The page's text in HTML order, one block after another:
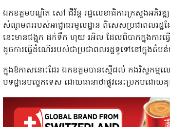
ឯកឧត្តមបណ្ឌិត សៅ ជីវ័ន្ត រដ្ឋលេខាធិការក្រសួងអភិវ
សំណូមពររបស់អាជ្ញាធរមូលដ្ឋាន ពិសេសប្រជាពលរដ្ឋដែ
នេះមានជង្ហុក ដក់ទឹក ហុយ រអិល ដែលពិបាកក្នុងកា
ដូចការធ្វើដំណើររបស់ជាប្រជាពលរដ្ឋទូទៅនៅក្នុងតំបន់
ក្នុងឱកាសនោះដែរ ឯកឧត្តមបានស្មើដល់ កងវិស្វកម្
បទដ្ឋានបច្ចេកទេស ដោយធានាថាផ្លូវនេះប្រកបដោ